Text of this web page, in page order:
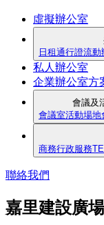
虛擬辦公室
日租通行證流動
私人辦公室
企業辦公室方
會議及
會議室活動場地
商務行政服務
聯絡我們
嘉里建設廣